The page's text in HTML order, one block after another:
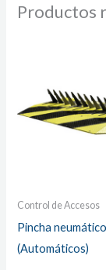
Productos
Control de Accesos
Pincha
(Automáticos)